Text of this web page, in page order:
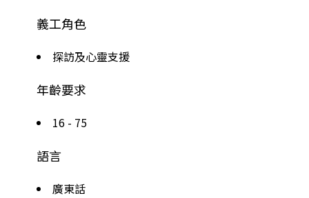
義工角色
探訪及心靈支援
年齡要求
16 - 75
語言
廣東話